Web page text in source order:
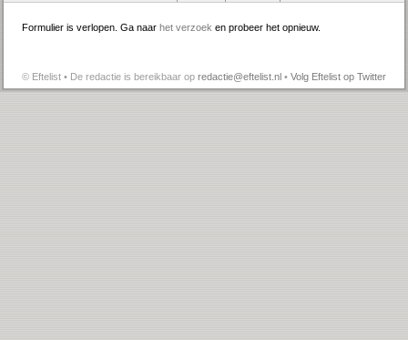
Formulier is verlopen. Ga naar het verzoek en probeer het opnieuw.
© Eftelist • De redactie is bereikbaar op redactie@eftelist.nl • Volg Eftelist op Twitter